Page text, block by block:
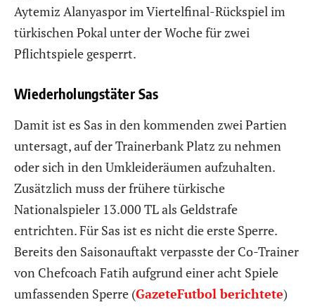
Aytemiz Alanyaspor im Viertelfinal-Rückspiel im
türkischen Pokal unter der Woche für zwei
Pflichtspiele gesperrt.
Wiederholungstäter Sas
Damit ist es Sas in den kommenden zwei Partien
untersagt, auf der Trainerbank Platz zu nehmen
oder sich in den Umkleideräumen aufzuhalten.
Zusätzlich muss der frühere türkische
Nationalspieler 13.000 TL als Geldstrafe
entrichten. Für Sas ist es nicht die erste Sperre.
Bereits den Saisonauftakt verpasste der Co-Trainer
von Chefcoach Fatih aufgrund einer acht Spiele
umfassenden Sperre (GazeteFutbol berichtete)